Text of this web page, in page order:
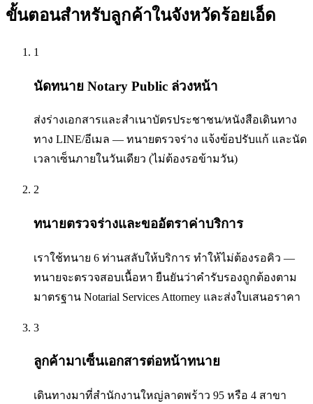
ขั้นตอนสำหรับลูกค้าในจังหวัดร้อยเอ็ด
1
นัดทนาย Notary Public ล่วงหน้า
ส่งร่างเอกสารและสำเนาบัตรประชาชน/หนังสือเดินทาง
ทาง LINE/อีเมล — ทนายตรวจร่าง แจ้งข้อปรับแก้ และนัด
เวลาเซ็นภายในวันเดียว (ไม่ต้องรอข้ามวัน)
2
ทนายตรวจร่างและขออัตราค่าบริการ
เราใช้ทนาย 6 ท่านสลับให้บริการ ทำให้ไม่ต้องรอคิว —
ทนายจะตรวจสอบเนื้อหา ยืนยันว่าคำรับรองถูกต้องตาม
มาตรฐาน Notarial Services Attorney และส่งใบเสนอราคา
3
ลูกค้ามาเซ็นเอกสารต่อหน้าทนาย
เดินทางมาที่สำนักงานใหญ่ลาดพร้าว 95 หรือ 4 สาขา